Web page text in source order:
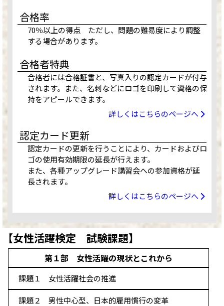
スタディＰＣネット柏校
千葉駅前大通りテストセンター地下1階
満席
iSERVE八重洲日本橋テストセンター
満席
iSERVE池袋東口テストセンター５階
赤羽駅東口テストセンター（２階会場）
品川駅高輪口テストセンター
新宿駅前テストセンター（Daiwa西新宿ビル）
満席
町田テストセンター
満席
ホームコンじゅく鎌倉教室テストセンター
満席
中部
越田コンピュータ学院テストセンター
パソコン教室ダイマック新潟大学前駅テストセン
ター
満席
満席
インターナショナルイングリッシュスクール福
井
満席
JESパソコンスクール甲府テストセンター
ピュアパソコンスクール長野テストセンター
満
岐阜駅前テストセンター
満席
名古屋国際センタービルテストセンター
東岡崎駅前テストセンター
満席
合格率
70％以上の得点 ただし、問題の難易度により調整
する場合があります。
合格者特典
合格者には合格証書と、写真入りの認定カードが付与
されます。また、名刺などにロゴを印刷して資格の保
持をアピールできます。
詳しくはこちらのページへ
認定カード更新
認定カードの更新を行うことにより、カードおよびロ
ゴの使用有効期限の延長が行えます。
また、各種アップグレード講習会への参加資格が延
長されます。
詳しくはこちらのページへ
【女性活躍検定 試験課題】
第１部 女性活躍の現状とこれから
課題１ 女性活躍社会の推進
課題２ 男性中心型、日本的雇用慣行の変革